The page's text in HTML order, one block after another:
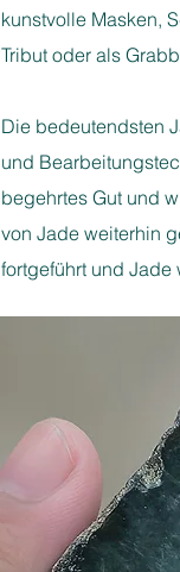
kunstvolle Masken,
Tribut oder als
Die bedeutendsten
und
begehrtes Gut und
von Jade weiterhin
fortgeführt und Jade